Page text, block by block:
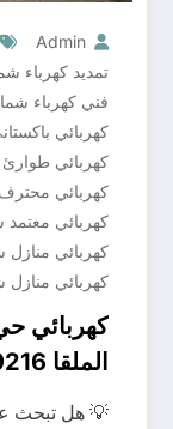
Admin
تمديد كهرباء
فني كهرباء
كهربائي
كهربائي
كهربائي
كهربائي
كهربائي
كهربائي
كهربائي
الملقا 0558619216
💡 هل تبحث